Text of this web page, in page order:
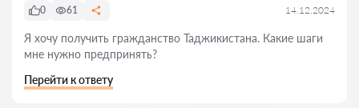
0
61 14.12.2024
Я хочу получить гражданство Таджикистана. Какие шаги
мне нужно предпринять?
Перейти к ответу